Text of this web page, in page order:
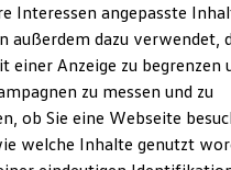
ID. Buzz
Transporter/Caravelle
Amarok
Modelle
Updates
Ihrer
Interessen angepasste
außerdem dazu verwendet,
einer Anzeige zu begrenzen
zu messen und zu
ob Sie eine Webseite
welche Inhalte genutzt